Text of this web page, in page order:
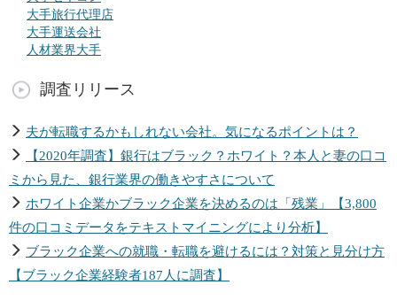
大手旅行代理店
大手運送会社
人材業界大手
調査リリース
夫が転職するかもしれない会社。気になるポイントは？
【2020年調査】銀行はブラック？ホワイト？本人と妻の口コ
ミから見た、銀行業界の働きやすさについて
ホワイト企業かブラック企業を決めるのは「残業」【3,800
件の口コミデータをテキストマイニングにより分析】
ブラック企業への就職・転職を避けるには？対策と見分け方
【ブラック企業経験者187人に調査】